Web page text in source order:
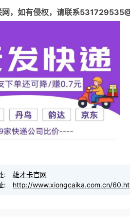
网，如有侵权，请联系
:
雄才卡官网
:
http://www.xiongcaika.com.cn/